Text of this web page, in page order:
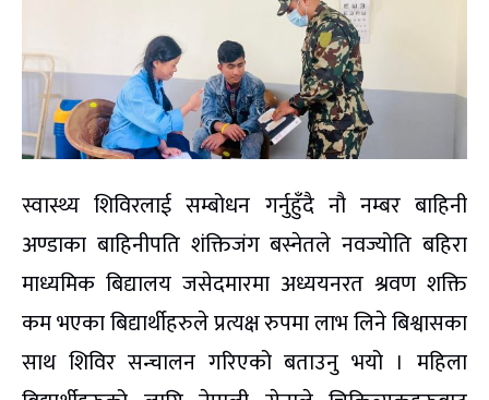
स्वास्थ्य शिविरलाई सम्बोधन गर्नुहुँदै नौ नम्बर बाहिनी
अण्डाका बाहिनीपति शंक्तिजंग बस्नेतले नवज्योति बहिरा
माध्यमिक बिद्यालय जसेदमारमा अध्ययनरत श्रवण शक्ति
कम भएका बिद्यार्थीहरुले प्रत्यक्ष रुपमा लाभ लिने बिश्वासका
साथ शिविर सन्चालन गरिएको बताउनु भयो । महिला